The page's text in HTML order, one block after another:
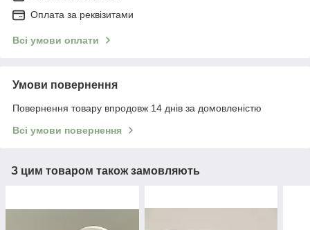
Оплата за реквізитами
Всі умови оплати
Умови повернення
Повернення товару впродовж 14 днів за домовленістю
Всі умови повернення
З цим товаром також замовляють